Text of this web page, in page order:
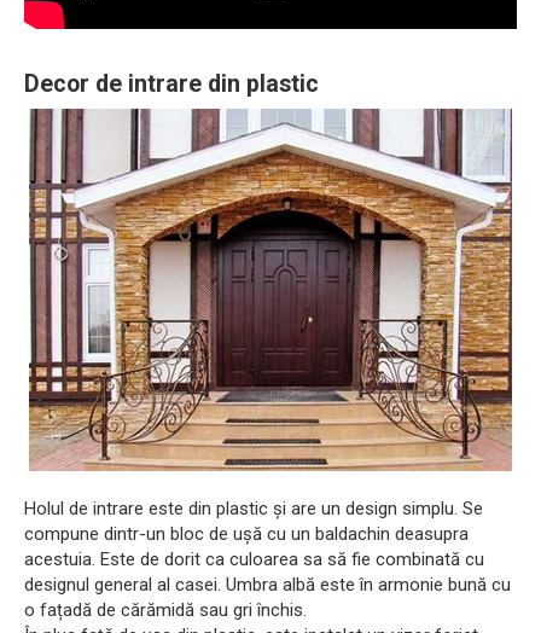
Decor de intrare din plastic
Holul de intrare este din plastic și are un design simplu. Se
compune dintr-un bloc de ușă cu un baldachin deasupra
acestuia. Este de dorit ca culoarea sa să fie combinată cu
designul general al casei. Umbra albă este în armonie bună cu
o fațadă de cărămidă sau gri închis.